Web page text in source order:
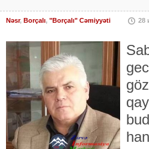
Nəsr, Borçalı, "Borçalı" Cəmiyyəti 28